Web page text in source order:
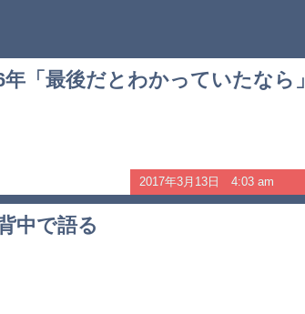
「最後だとわかっていたなら」
2017年3月13日 4:03 am
中で語る